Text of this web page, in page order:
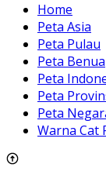
Home
Peta Asia
Peta Pulau
Peta Benua
Peta
Peta
Peta
Warna Cat